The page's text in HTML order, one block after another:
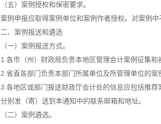
（五）案例授权和保密要求。
案例申报应取得案例单位和案例作者授权。对案例
二、案例报送和遴选
（一）案例报送方式。
1.各市（州）财政局负责本地区管理会计案例征集
2.省直各部门负责本部门所属单位及所管理单位的
3.各地区或部门报送财政厅会计处的信息应包括推
分别发（寄）送到本通知中的联系邮箱和地址。
（二）案例遴选。